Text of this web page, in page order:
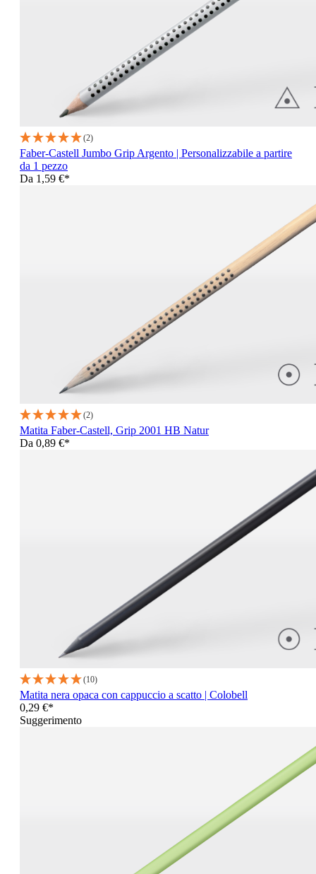
(2)
Faber-Castell Jumbo Grip Argento | Personalizzabile a partire
da 1 pezzo
Da 1,59 €*
(2)
Matita Faber-Castell, Grip 2001 HB Natur
Da 0,89 €*
(10)
Matita nera opaca con cappuccio a scatto | Colobell
0,29 €*
Suggerimento